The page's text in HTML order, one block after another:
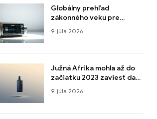
spotrebiteľov a verejné
zdravie
Globálny prehľad
zákonného veku pre
elektronické cigarety
podľa krajín
9. júla 2026
Južná Afrika mohla až do
začiatku 2023 zaviesť daň
z elektronických cigariet
9. júla 2026